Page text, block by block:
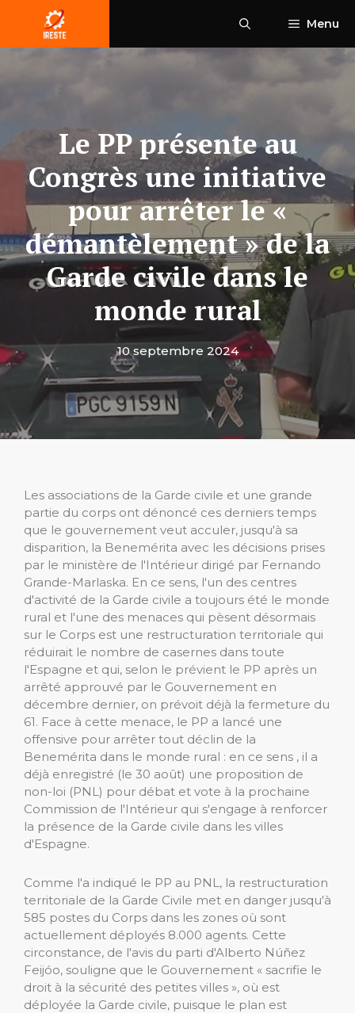
contenu
Menu
Le PP présente au
Congrès une initiative
pour arrêter le «
démantèlement » de la
Garde civile dans le
monde rural
10 septembre 2024
Les associations de la Garde civile et une grande
partie du corps ont dénoncé ces derniers temps
que le gouvernement veut acculer, jusqu'à sa
disparition, la Benemérita avec les décisions prises
par le ministère de l'Intérieur dirigé par Fernando
Grande-Marlaska. En ce sens, l'un des centres
d'activité de la Garde civile a toujours été le monde
rural et l'une des menaces qui pèsent désormais
sur le Corps est une restructuration territoriale qui
réduirait le nombre de casernes dans toute
l'Espagne et qui, selon le prévient le PP après un
arrêté approuvé par le Gouvernement en
décembre dernier, on prévoit déjà la fermeture du
61. Face à cette menace, le PP a lancé une
offensive pour arrêter tout déclin de la
Benemérita dans le monde rural : en ce sens , il a
déjà enregistré (le 30 août) une proposition de
non-loi (PNL) pour débat et vote à la prochaine
Commission de l'Intérieur qui s'engage à renforcer
la présence de la Garde civile dans les villes
d'Espagne.
Comme l'a indiqué le PP au PNL, la restructuration
territoriale de la Garde Civile met en danger jusqu'à
585 postes du Corps dans les zones où sont
actuellement déployés 8.000 agents. Cette
circonstance, de l'avis du parti d'Alberto Núñez
Feijóo, souligne que le Gouvernement « sacrifie le
droit à la sécurité des petites villes », où est
déployée la Garde civile, puisque le plan est